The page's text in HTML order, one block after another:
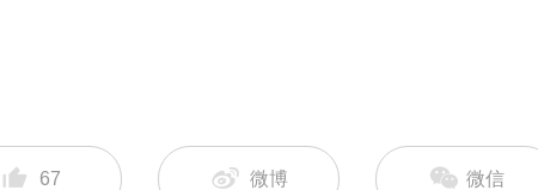
67 微博 微信